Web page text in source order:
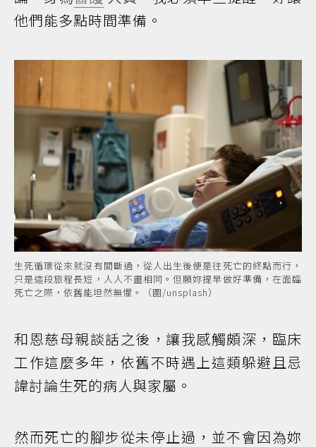
他們能多點時間準備。
生死循環從來就沒有間斷過，從人出生後便是往死亡的終點而行，
只是這段旅程長短，人人不盡相同。但願妳提早做好準備，在面臨
死亡之際，依舊能坦然無懼。（圖/unsplash）
和恩慈母親談話之後，讓我感觸頗深，臨床
工作這麼多年，依舊不時遇上這類躲避且忌
諱討論生死的病人與家屬。
然而死亡的腳步從未停止過，並不會因為妳